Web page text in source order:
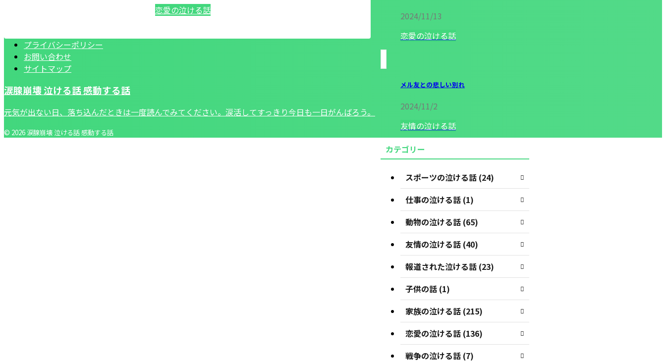
恋愛の泣ける話
2024/11/13
恋愛の泣ける話
メル友との悲しい別れ
2024/11/2
友情の泣ける話
カテゴリー
スポーツの泣ける話 (24)
仕事の泣ける話 (1)
動物の泣ける話 (65)
友情の泣ける話 (40)
報道された泣ける話 (23)
子供の話 (1)
家族の泣ける話 (215)
恋愛の泣ける話 (136)
戦争の泣ける話 (7)
プライバシーポリシー
お問い合わせ
サイトマップ
涙腺崩壊 泣ける話 感動する話
元気が出ない日、落ち込んだときは一度読んでみてください。涙活してすっきり今日も一日がんばろう。
© 2026 涙腺崩壊 泣ける話 感動する話